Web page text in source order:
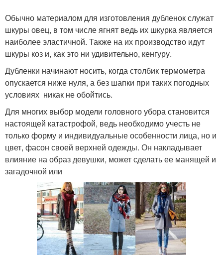
Обычно материалом для изготовления дубленок служат
шкуры овец, в том числе ягнят ведь их шкурка является
наиболее эластичной. Также на их производство идут
шкуры коз и, как это ни удивительно, кенгуру.
Дубленки начинают носить, когда столбик термометра
опускается ниже нуля, а без шапки при таких погодных
условиях никак не обойтись.
Для многих выбор модели головного убора становится
настоящей катастрофой, ведь необходимо учесть не
только форму и индивидуальные особенности лица, но и
цвет, фасон своей верхней одежды. Он накладывает
влияние на образ девушки, может сделать ее манящей и
загадочной или